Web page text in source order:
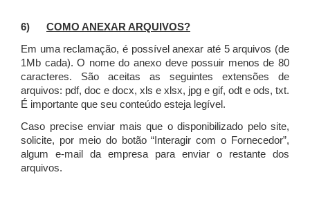
6) COMO ANEXAR ARQUIVOS?
Em uma reclamação, é possível anexar até 5 arquivos (de
1Mb cada). O nome do anexo deve possuir menos de 80
caracteres. São aceitas as seguintes extensões de
arquivos: pdf, doc e docx, xls e xlsx, jpg e gif, odt e ods, txt.
É importante que seu conteúdo esteja legível.
Caso precise enviar mais que o disponibilizado pelo site,
solicite, por meio do botão “Interagir com o Fornecedor”,
algum e-mail da empresa para enviar o restante dos
arquivos.